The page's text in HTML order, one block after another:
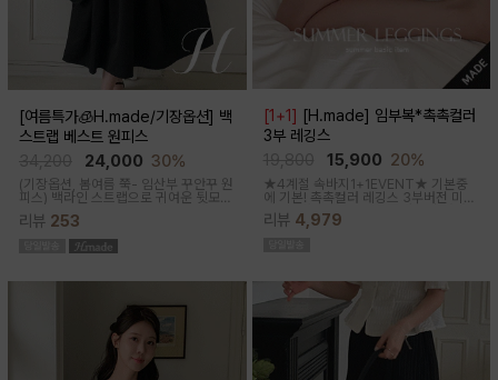
[여름특가🧊H.made/기장옵션] 백
스트랩 베스트 원피스
24,000 30%
(기장옵션, 봄여름 쭉- 임산부 꾸안꾸 원
피스) 백라인 스트랩으로 귀여운 뒷모습
으로 연출해주는 기특한 원피스, 바스락
한 소재로 착용감이 가벼워요
리뷰 253
[1+1] [H.made] 임부복*촉촉컬러
3부 레깅스
15,900 20%
★4계절 속바지1+1EVENT★ 기본중
에 기본! 촉촉컬러 레깅스 3부버전 미니
원피스나 스커트안에 쏙~사계절 내내
필수템인 3부 속바지쫀쫀한 신축성으로
리뷰 4,979